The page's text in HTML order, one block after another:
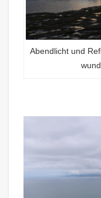
Abendlicht und